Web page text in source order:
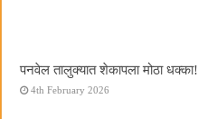
पनवेल तालुक्यात शेकापला मोठा धक्का!
4th February 2026